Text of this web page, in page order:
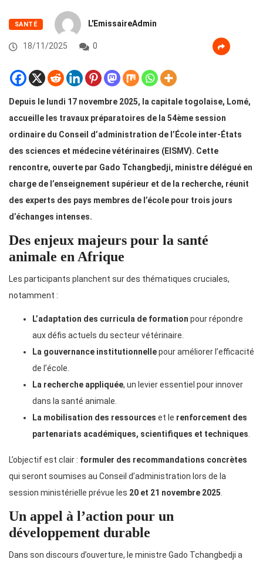
SANTÉ L'EmissaireAdmin
18/11/2025 0
Depuis le lundi 17 novembre 2025, la capitale togolaise, Lomé,
accueille les travaux préparatoires de la 54ème session
ordinaire du Conseil d’administration de l’École inter-États
des sciences et médecine vétérinaires (EISMV). Cette
rencontre, ouverte par Gado Tchangbedji, ministre délégué en
charge de l’enseignement supérieur et de la recherche, réunit
des experts des pays membres de l’école pour trois jours
d’échanges intenses.
Des enjeux majeurs pour la santé
animale en Afrique
Les participants planchent sur des thématiques cruciales,
notamment :
L’adaptation des curricula de formation pour répondre
aux défis actuels du secteur vétérinaire.
La gouvernance institutionnellepour améliorer l’efficacité
de l’école.
La recherche appliquée, un levier essentiel pour innover
dans la santé animale.
La mobilisation des ressources et le renforcement des
partenariats académiques, scientifiques et techniques.
L’objectif est clair : formuler des recommandations concrètes
qui seront soumises au Conseil d’administration lors de la
session ministérielle prévue les 20 et 21 novembre 2025.
Un appel à l’action pour un
développement durable
Dans son discours d’ouverture, le ministre Gado Tchangbedji a